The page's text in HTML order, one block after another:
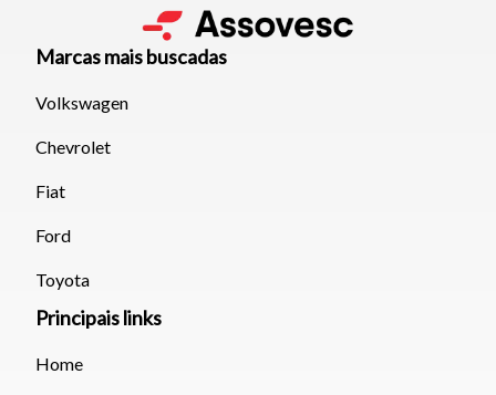
Marcas mais buscadas
Volkswagen
Chevrolet
Fiat
Ford
Toyota
Principais links
Home